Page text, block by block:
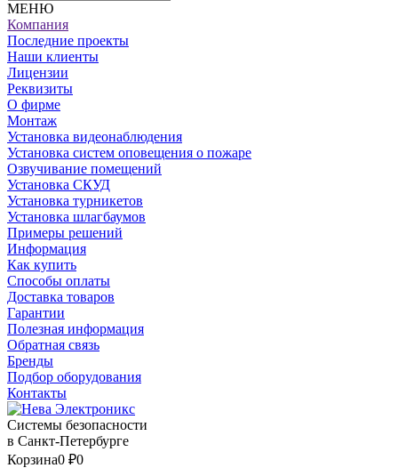
МЕНЮ
Компания
Последние проекты
Наши клиенты
Лицензии
Реквизиты
О фирме
Монтаж
Установка видеонаблюдения
Установка систем оповещения о пожаре
Озвучивание помещений
Установка СКУД
Установка турникетов
Установка шлагбаумов
Примеры решений
Информация
Как купить
Способы оплаты
Доставка товаров
Гарантии
Полезная информация
Обратная связь
Бренды
Подбор оборудования
Контакты
Системы безопасности
в Санкт-Петербурге
Корзина0 ₽0